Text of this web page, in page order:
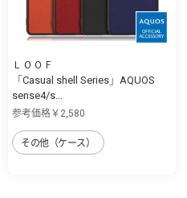
ＬＯＯＦ
「Casual shell Series」AQUOS
sense4/s...
参考価格￥2,580
その他（ケース）